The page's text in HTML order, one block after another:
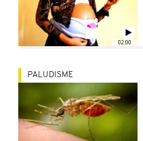
02:00
PALUDISME